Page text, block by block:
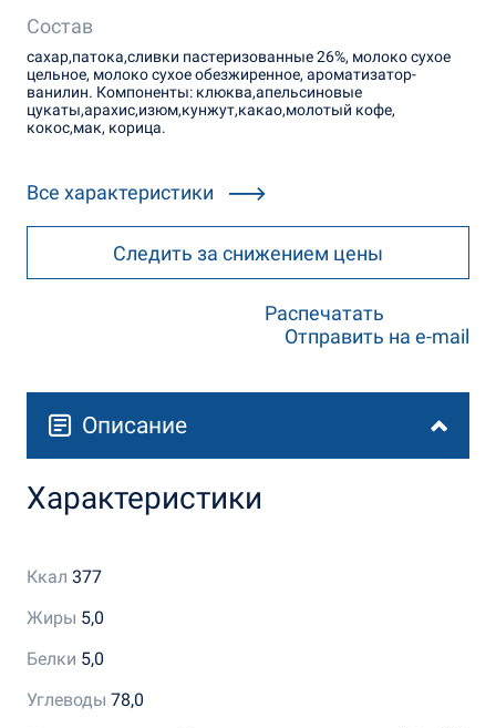
Состав
сахар,патока,сливки пастеризованные 26%, молоко сухое
цельное, молоко сухое обезжиренное, ароматизатор-
ванилин. Компоненты: клюква,апельсиновые
цукаты,арахис,изюм,кунжут,какао,молотый кофе,
кокос,мак, корица.
Все характеристики
Следить за снижением цены
Распечатать
Отправить на e-mail
Описание
Характеристики
Ккал 377
Жиры 5,0
Белки 5,0
Углеводы 78,0